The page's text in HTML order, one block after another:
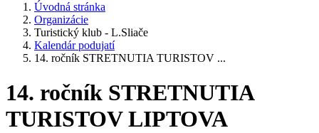
Úvodná stránka
Organizácie
Turistický klub - L.Sliače
Kalendár podujatí
14. ročník STRETNUTIA TURISTOV ...
14. ročník STRETNUTIA
TURISTOV LIPTOVA